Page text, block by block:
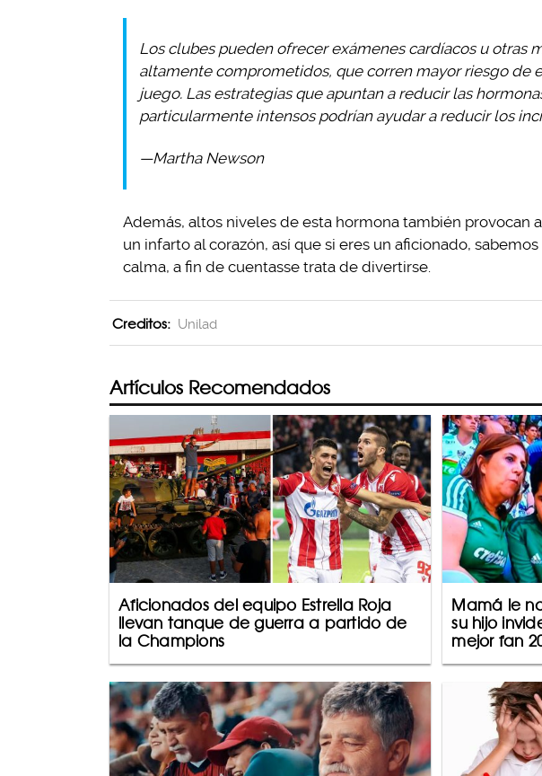
Los clubes pueden ofrecer exámenes cardíacos u otras
altamente comprometidos, que corren mayor riesgo de
juego. Las estrategias que apuntan a reducir las
particularmente intensos podrían ayudar a reducir los
—Martha Newson
Además, altos niveles de esta hormona también provocan
un infarto al corazón, así que si eres un aficionado,
calma, a fin de cuentasse trata de divertirse.
Creditos: Unilad
Artículos Recomendados
Aficionados del equipo Estrella Roja
llevan tanque de guerra a partido de
la Champions
Mamá le
su hijo
mejor fan